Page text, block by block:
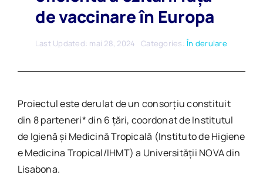
de vaccinare în Europa
Last Updated: mai 28, 2024 Categories:În derulare
Proiectul este derulat de un consorțiu constituit
din 8 parteneri* din 6 țări, coordonat de Institutul
de Igienă și Medicină Tropicală (Instituto de Higiene
e Medicina Tropical/IHMT) a Universității NOVA din
Lisabona.